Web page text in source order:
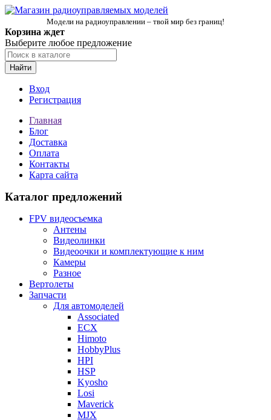
Модели на радиоуправлении – твой мир без границ!
Корзина ждет
Выберите любое предложение
Найти
Вход
Регистрация
Главная
Блог
Доставка
Оплата
Контакты
Карта сайта
Каталог предложений
FPV видеосъемка
Антены
Видеолинки
Видеоочки и комплектующие к ним
Камеры
Разное
Вертолеты
Запчасти
Для автомоделей
Associated
ECX
Himoto
HobbyPlus
HPI
HSP
Kyosho
Losi
Maverick
MJX